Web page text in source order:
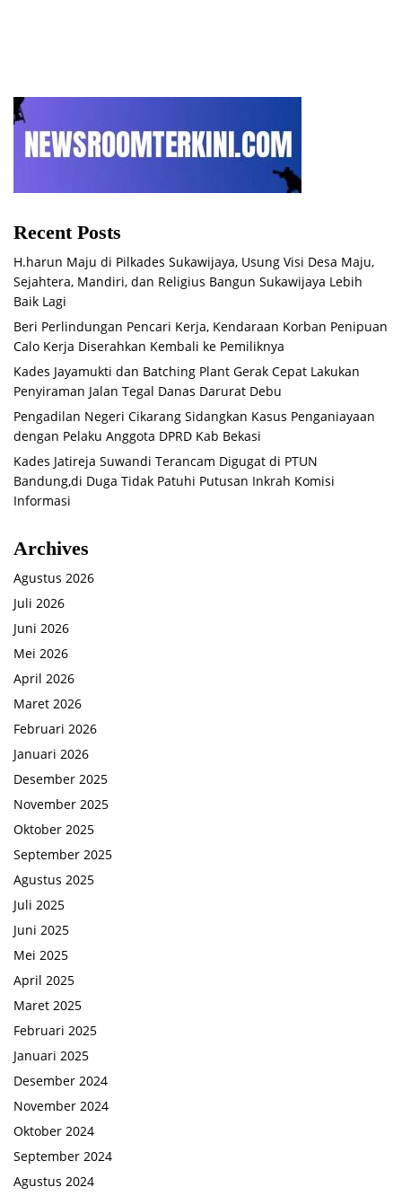
Recent Posts
H.harun Maju di Pilkades Sukawijaya, Usung Visi Desa Maju,
Sejahtera, Mandiri, dan Religius Bangun Sukawijaya Lebih
Baik Lagi
Beri Perlindungan Pencari Kerja, Kendaraan Korban Penipuan
Calo Kerja Diserahkan Kembali ke Pemiliknya
Kades Jayamukti dan Batching Plant Gerak Cepat Lakukan
Penyiraman Jalan Tegal Danas Darurat Debu
Pengadilan Negeri Cikarang Sidangkan Kasus Penganiayaan
dengan Pelaku Anggota DPRD Kab Bekasi
Kades Jatireja Suwandi Terancam Digugat di PTUN
Bandung,di Duga Tidak Patuhi Putusan Inkrah Komisi
Informasi
Archives
Agustus 2026
Juli 2026
Juni 2026
Mei 2026
April 2026
Maret 2026
Februari 2026
Januari 2026
Desember 2025
November 2025
Oktober 2025
September 2025
Agustus 2025
Juli 2025
Juni 2025
Mei 2025
April 2025
Maret 2025
Februari 2025
Januari 2025
Desember 2024
November 2024
Oktober 2024
September 2024
Agustus 2024